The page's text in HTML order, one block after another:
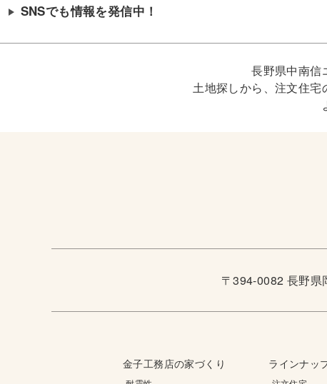
SNSでも情報を発信中！
長野県中南信
土地探しから、注文住宅
〒394-0082 長野
金子工務店の家づくり ラインナッ